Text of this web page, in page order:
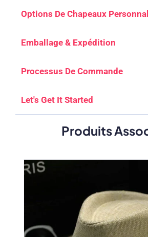
Options De Chapeaux
Emballage & Expédition
Processus De Commande
Let's Get It Started
Produits